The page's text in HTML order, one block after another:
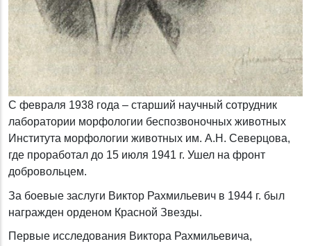
С февраля 1938 года – старший научный сотрудник
лаборатории морфологии беспозвоночных животных
Института морфологии животных им. А.Н. Северцова,
где проработал до 15 июля 1941 г. Ушел на фронт
добровольцем.
За боевые заслуги Виктор Рахмильевич в 1944 г. был
награжден орденом Красной Звезды.
Первые исследования Виктора Рахмильевича,